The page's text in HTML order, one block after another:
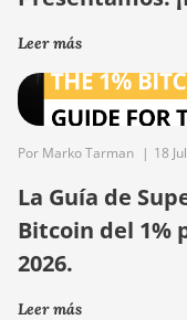
Leer más
Por Marko Tarman | 18
La Guía de
Bitcoin del 1%
2026.
Leer más